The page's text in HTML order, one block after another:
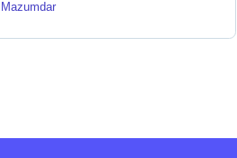
Mazumdar